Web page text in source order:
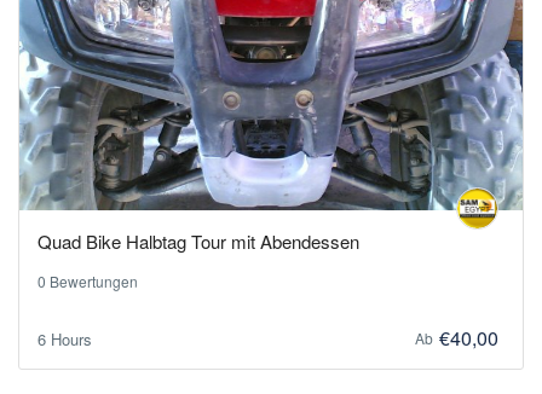
Quad Bike Halbtag Tour mit Abendessen
0 Bewertungen
6 Hours Ab €40,00